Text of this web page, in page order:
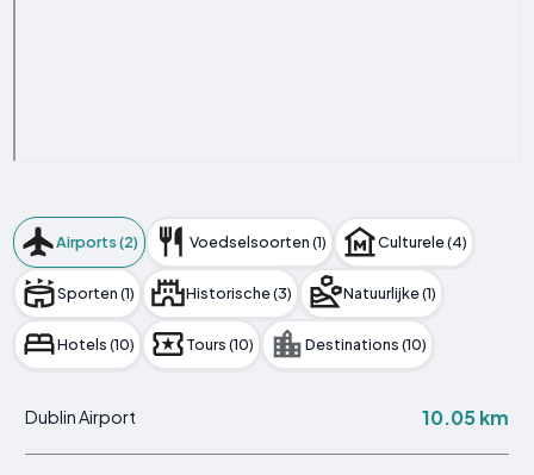
Airports (2) Voedselsoorten (1) Culturele (4)
Sporten (1) Historische (3) Natuurlijke (1)
Hotels (10) Tours (10) Destinations (10)
Dublin Airport 10.05 km